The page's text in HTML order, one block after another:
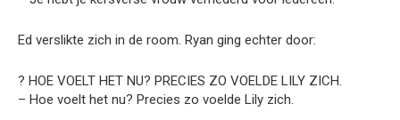
Ed verslikte zich in de room. Ryan ging echter door:
? HOE VOELT HET NU? PRECIES ZO VOELDE LILY ZICH.
– Hoe voelt het nu? Precies zo voelde Lily zich.